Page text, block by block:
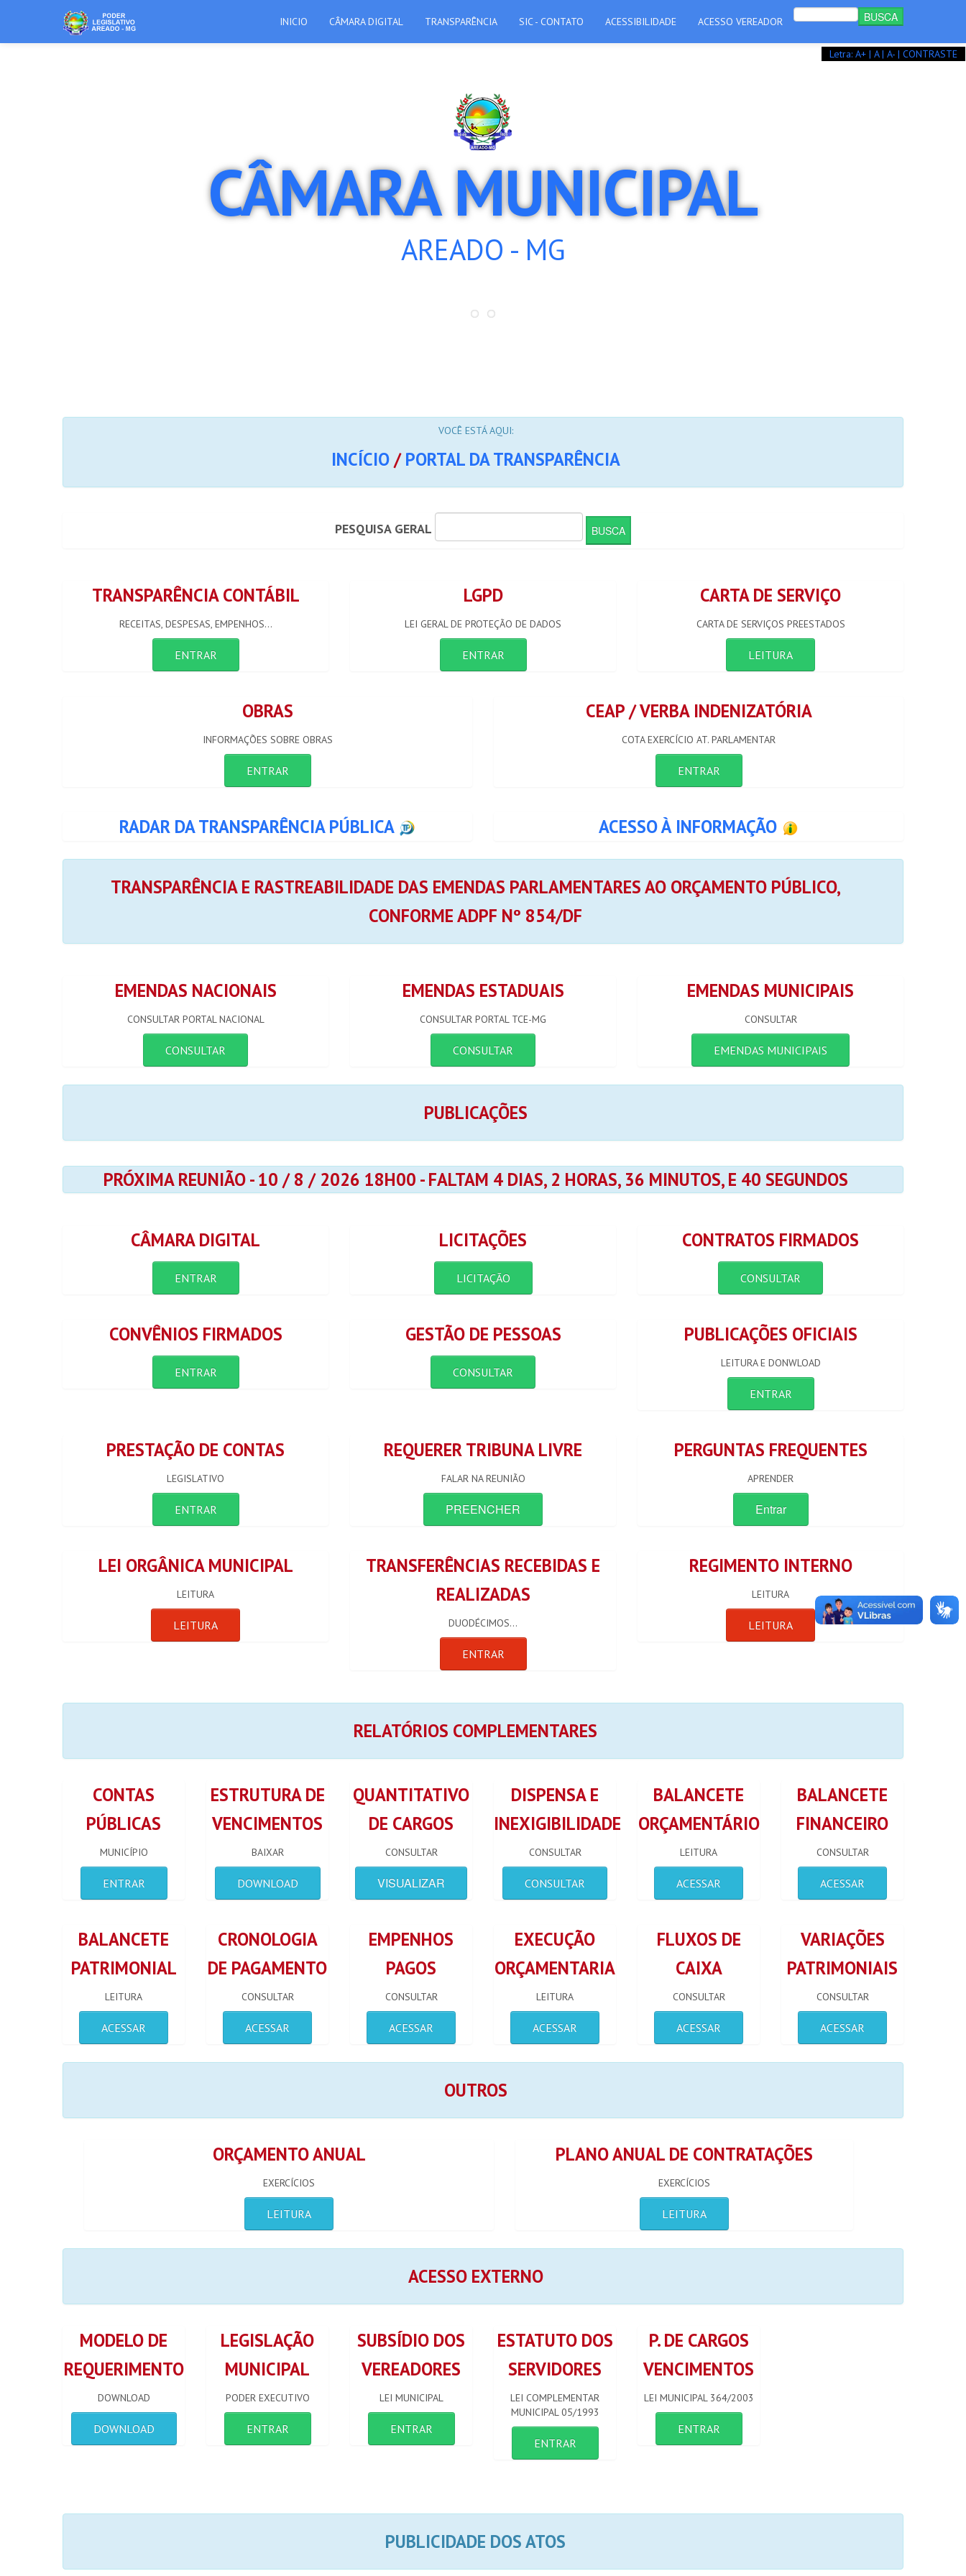
INICIO CÂMARA DIGITAL TRANSPARÊNCIA SIC - CONTATO ACESSIBILIDADE ACESSO VEREADOR
CÂMARA MUNICIPAL
AREADO - MG
VOCÊ ESTÁ AQUI:
INCÍCIO/PORTAL DA TRANSPARÊNCIA
PESQUISA GERAL
TRANSPARÊNCIA CONTÁBIL
RECEITAS, DESPESAS, EMPENHOS...
ENTRAR
LGPD
LEI GERAL DE PROTEÇÃO DE DADOS
ENTRAR
CARTA DE SERVIÇO
CARTA DE SERVIÇOS PREESTADOS
LEITURA
OBRAS
INFORMAÇÕES SOBRE OBRAS
ENTRAR
CEAP / VERBA INDENIZATÓRIA
COTA EXERCÍCIO AT. PARLAMENTAR
ENTRAR
RADAR DA TRANSPARÊNCIA PÚBLICA ACESSO À INFORMAÇÃO
TRANSPARÊNCIA E RASTREABILIDADE DAS EMENDAS PARLAMENTARES AO ORÇAMENTO PÚBLICO,
CONFORME ADPF Nº 854/DF
EMENDAS NACIONAIS
CONSULTAR PORTAL NACIONAL
CONSULTAR
EMENDAS ESTADUAIS
CONSULTAR PORTAL TCE-MG
CONSULTAR
EMENDAS MUNICIPAIS
CONSULTAR
EMENDAS MUNICIPAIS
PUBLICAÇÕES
PRÓXIMA REUNIÃO - 10 / 8 / 2026 18H00 - FALTAM 4 DIAS, 2 HORAS, 36 MINUTOS, E 39 SEGUNDOS
CÂMARA DIGITAL
ENTRAR
LICITAÇÕES
LICITAÇÃO
CONTRATOS FIRMADOS
CONSULTAR
CONVÊNIOS FIRMADOS
ENTRAR
GESTÃO DE PESSOAS
CONSULTAR
PUBLICAÇÕES OFICIAIS
LEITURA E DONWLOAD
ENTRAR
PRESTAÇÃO DE CONTAS
LEGISLATIVO
ENTRAR
REQUERER TRIBUNA LIVRE
FALAR NA REUNIÃO
PREENCHER
PERGUNTAS FREQUENTES
APRENDER
Entrar
LEI ORGÂNICA MUNICIPAL
LEITURA
LEITURA
TRANSFERÊNCIAS RECEBIDAS E
REALIZADAS
DUODÉCIMOS...
ENTRAR
REGIMENTO INTERNO
LEITURA
LEITURA
RELATÓRIOS COMPLEMENTARES
CONTAS
PÚBLICAS
MUNICÍPIO
ENTRAR
ESTRUTURA DE
VENCIMENTOS
BAIXAR
DOWNLOAD
QUANTITATIVO
DE CARGOS
CONSULTAR
VISUALIZAR
DISPENSA E
INEXIGIBILIDADE
CONSULTAR
CONSULTAR
BALANCETE
ORÇAMENTÁRIO
LEITURA
ACESSAR
BALANCETE
FINANCEIRO
CONSULTAR
ACESSAR
BALANCETE
PATRIMONIAL
LEITURA
ACESSAR
CRONOLOGIA
DE PAGAMENTO
CONSULTAR
ACESSAR
EMPENHOS
PAGOS
CONSULTAR
ACESSAR
EXECUÇÃO
ORÇAMENTARIA
LEITURA
ACESSAR
FLUXOS DE
CAIXA
CONSULTAR
ACESSAR
VARIAÇÕES
PATRIMONIAIS
CONSULTAR
ACESSAR
OUTROS
ORÇAMENTO ANUAL
EXERCÍCIOS
LEITURA
PLANO ANUAL DE CONTRATAÇÕES
EXERCÍCIOS
LEITURA
ACESSO EXTERNO
MODELO DE
REQUERIMENTO
DOWNLOAD
DOWNLOAD
LEGISLAÇÃO
MUNICIPAL
PODER EXECUTIVO
ENTRAR
SUBSÍDIO DOS
VEREADORES
LEI MUNICIPAL
ENTRAR
ESTATUTO DOS
SERVIDORES
LEI COMPLEMENTAR
MUNICIPAL 05/1993
ENTRAR
P. DE CARGOS
VENCIMENTOS
LEI MUNICIPAL 364/2003
ENTRAR
PUBLICIDADE DOS ATOS
Letra: A+ | A | A- | CONTRASTE